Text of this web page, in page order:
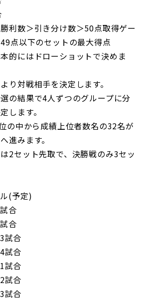
勝利数＞引き分け数＞50点取得ゲー
点以下のセットの最大得点
的にはドローショットで決めま
り対戦相手を決定します。
の結果で4人ずつのグループに分
します。
の中から成績上位者数名の32名が
進みます。
2セット先取で、決勝戦のみ3セッ
(予定)
合
合
試合
試合
試合
試合
試合